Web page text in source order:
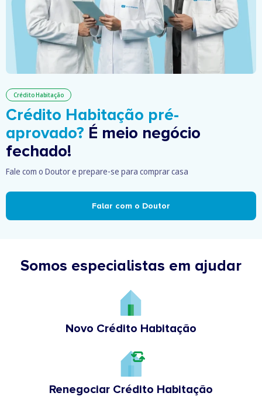
Crédito Habitação
Crédito Habitação pré-
aprovado? É meio negócio
fechado!
Fale com o Doutor e prepare-se para comprar casa
Falar com o Doutor
Somos especialistas em ajudar
Novo Crédito Habitação
Renegociar Crédito Habitação